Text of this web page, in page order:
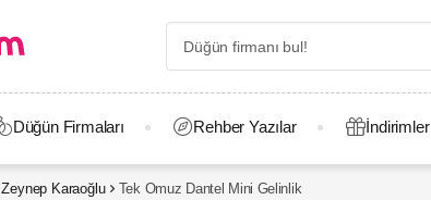
Düğün Firmaları Rehber Yazılar İndirimler
Zeynep Karaoğlu Tek Omuz Dantel Mini Gelinlik